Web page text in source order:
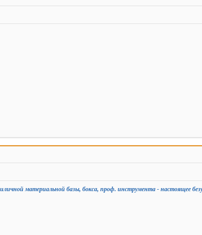
материальной базы, бокса, проф. инструмента - настоящее